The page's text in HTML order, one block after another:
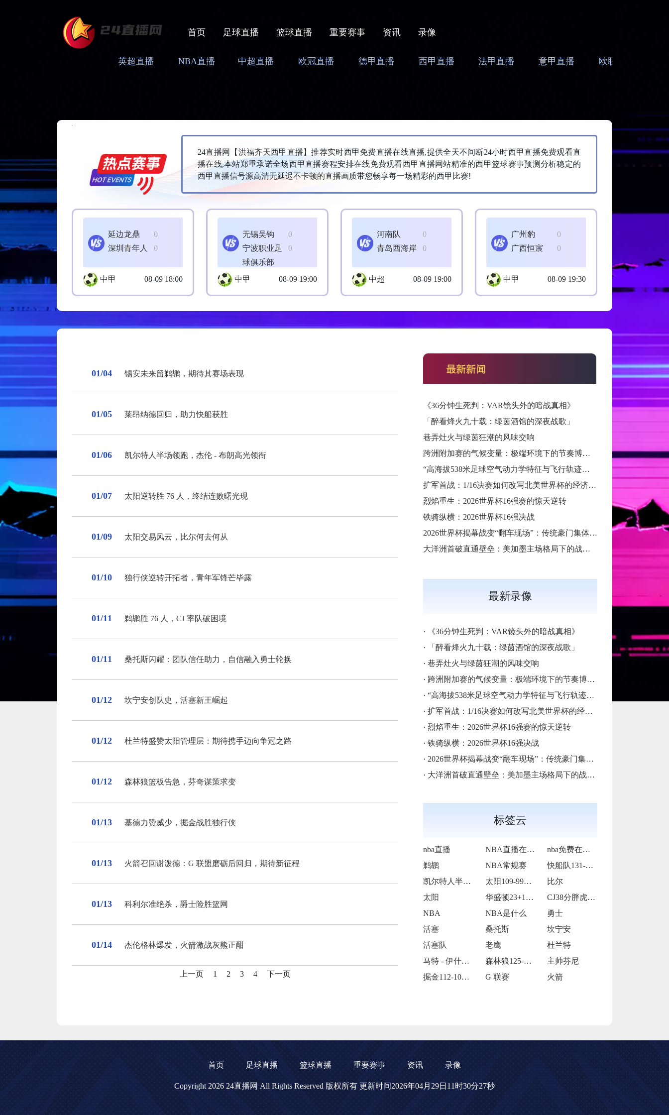
首页 足球直播 篮球直播 重要赛事 资讯 录像
英超直播 NBA直播 中超直播 欧冠直播 德甲直播 西甲直播 法甲直播 意甲直播 欧联直播
24直播网【‌洪福齐天西甲直播】推荐实时西甲免费直播在线直播,提供全天不间断24小时西甲直播免费观看直
播在线,本站郑重承诺全场西甲直播赛程安排在线免费观看西甲直播网站精准的西甲篮球赛事预测分析稳定的
西甲直播信号源高清无延迟不卡顿的直播画质带您畅享每一场精彩的西甲比赛!
0
延边龙鼎
0
深圳青年人
中甲 08-09 18:00
0
无锡吴钩
0
宁波职业足
球俱乐部
中甲
08-09 19:00
0
河南队
0
青岛西海岸
中超 08-09 19:00
0
广州豹
0
广西恒宸
中甲 08-09 19:30
01/04 锡安未来留鹈鹕，期待其赛场表现
01/05 莱昂纳德回归，助力快船获胜
01/06 凯尔特人半场领跑，杰伦 - 布朗高光领衔
01/07 太阳逆转胜 76 人，终结连败曙光现
01/09 太阳交易风云，比尔何去何从
01/10 独行侠逆转开拓者，青年军锋芒毕露
01/11 鹈鹕胜 76 人，CJ 率队破困境
01/11 桑托斯闪耀：团队信任助力，自信融入勇士轮换
01/12 坎宁安创队史，活塞新王崛起
01/12 杜兰特盛赞太阳管理层：期待携手迈向争冠之路
01/12 森林狼篮板告急，芬奇谋策求变
01/13 基德力赞威少，掘金战胜独行侠
01/13 火箭召回谢泼德：G 联盟磨砺后回归，期待新征程
01/13 科利尔准绝杀，爵士险胜篮网
01/14 杰伦格林爆发，火箭激战灰熊正酣
上一页 1 2 3 4 下一页
《36分钟生死判：VAR镜头外的暗战真相》
「醉看烽火九十载：绿茵酒馆的深夜战歌」
巷弄灶火与绿茵狂潮的风味交响
跨洲附加赛的气候变量：极端环境下的节奏博弈与战术自适应
“高海拔538米足球空气动力学特征与飞行轨迹调控机制——以2026世界杯BBVA球场为实证场景”
扩军首战：1/16决赛如何改写北美世界杯的经济版图
烈焰重生：2026世界杯16强赛的惊天逆转
铁骑纵横：2026世界杯16强决战
2026世界杯揭幕战变“翻车现场”：传统豪门集体遇险
大洋洲首破直通壁垒：美加墨主场格局下的战术体系重构
最新录像
·
《36分钟生死判：VAR镜头外的暗战真相》
·
「醉看烽火九十载：绿茵酒馆的深夜战歌」
· 巷弄灶火与绿茵狂潮的风味交响
· 跨洲附加赛的气候变量：极端环境下的节奏博弈与战术自适应
· “高海拔538米足球空气动力学特征与飞行轨迹调控机制——以2026世界杯BBVA球场为实证场景”
· 扩军首战：1/16决赛如何改写北美世界杯的经济版图
· 烈焰重生：2026世界杯16强赛的惊天逆转
· 铁骑纵横：2026世界杯16强决战
· 2026世界杯揭幕战变“翻车现场”：传统豪门集体遇险
· 大洋洲首破直通壁垒：美加墨主场格局下的战术体系重构
标签云
nba直播 NBA直播在线观看
nba免费在线高清直播
鹈鹕
NBA常规赛
快船队131-105战胜老鹰队
凯尔特人半场65-55领先雷霆
太阳109-99力克76人
比尔
太阳
华盛顿23+14莱夫利21+15 独行侠
CJ38分胖虎被禁赛 鹈鹕123-115
NBA
NBA是什么
勇士
活塞
桑托斯
坎宁安
活塞队
老鹰
杜兰特
马特 - 伊什比亚
森林狼125-127不敌灰熊
主帅芬尼
掘金112-101击败独行侠
G 联赛 火箭
首页 足球直播 篮球直播 重要赛事 资讯 录像
Copyright 2026 24直播网 All Rights Reserved 版权所有 更新时间2026年04月29日11时30分27秒